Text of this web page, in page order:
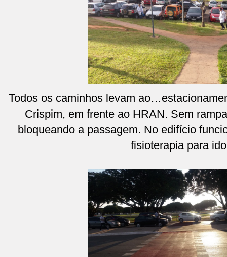
Todos os caminhos levam
Crispim, em frente ao HRAN. Sem
bloqueando a passagem. No edifício
fisioterapia para